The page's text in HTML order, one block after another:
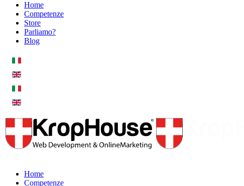
Home
Competenze
Store
Parliamo?
Blog
Home
Competenze